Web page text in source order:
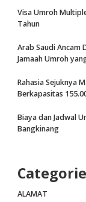
Visa Umroh
Tahun
Arab Saudi Ancam
Jamaah Umroh
Rahasia Sejuknya
Berkapasitas
Biaya dan Jadwal
Bangkinang
ALAMAT